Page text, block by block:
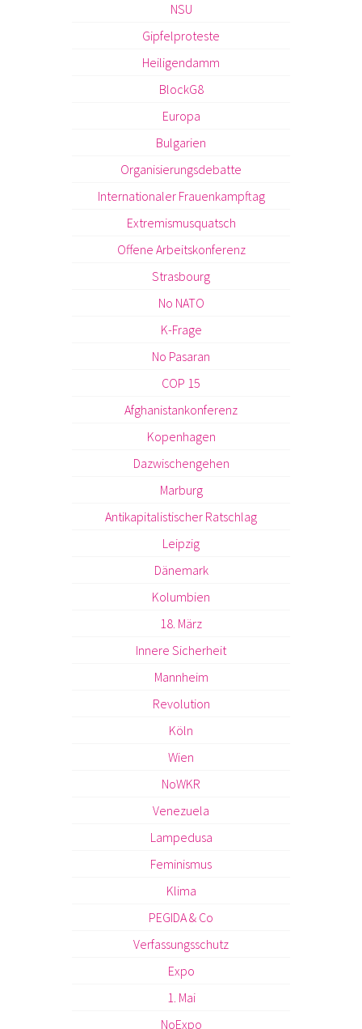
NSU
Gipfelproteste
Heiligendamm
BlockG8
Europa
Bulgarien
Organisierungsdebatte
Internationaler Frauenkampftag
Extremismusquatsch
Offene Arbeitskonferenz
Strasbourg
No NATO
K-Frage
No Pasaran
COP 15
Afghanistankonferenz
Kopenhagen
Dazwischengehen
Marburg
Antikapitalistischer Ratschlag
Leipzig
Dänemark
Kolumbien
18. März
Innere Sicherheit
Mannheim
Revolution
Köln
Wien
NoWKR
Venezuela
Lampedusa
Feminismus
Klima
PEGIDA & Co
Verfassungsschutz
Expo
1. Mai
NoExpo